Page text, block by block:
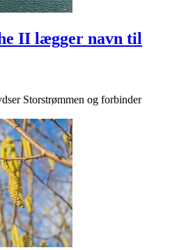
II lægger navn til
Storstrømmen og forbinder